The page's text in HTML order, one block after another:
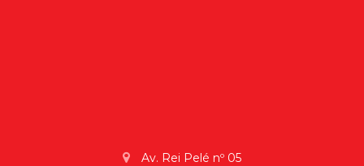
Av. Rei Pelé nº 05